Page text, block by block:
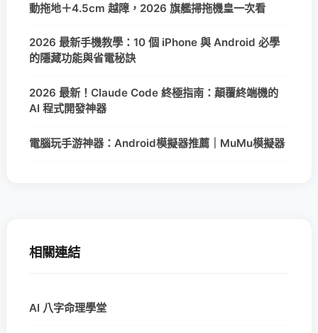
動拖地＋4.5cm 越障，2026 旗艦掃拖機皇一次看
2026 最新手機教學：10 個 iPhone 與 Android 必學
的隱藏功能與省電秘訣
2026 最新！Claude Code 終極指南：顛覆終端機的
AI 程式開發神器
電腦玩手游神器：Android模擬器推薦｜MuMu模擬器
相關連結
AI 八字命理學堂